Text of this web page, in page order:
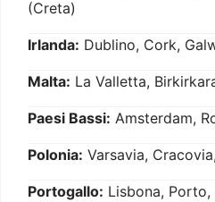
(Creta)
Irlanda: Dublino, Cork,
Malta: La Valletta,
Paesi Bassi: Amsterdam,
Polonia: Varsavia,
Portogallo: Lisbona, Porto,